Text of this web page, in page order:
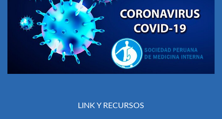
LINK Y RECURSOS